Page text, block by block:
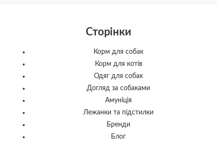
Сторінки
Корм для собак
Корм для котів
Одяг для собак
Догляд за собаками
Амуніція
Лежанки та підстилки
Бренди
Блог